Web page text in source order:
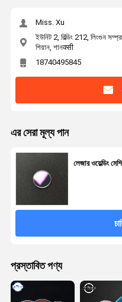
Miss. Xu
ইউনিট 2, বিল্ডিং 212, লিংগুন
শিয়ান, শানक्सी
18740495845
এর সেরা মূল্য পান
লেজার ওয়েল্ডিং
প্রস্তাবিত পণ্য